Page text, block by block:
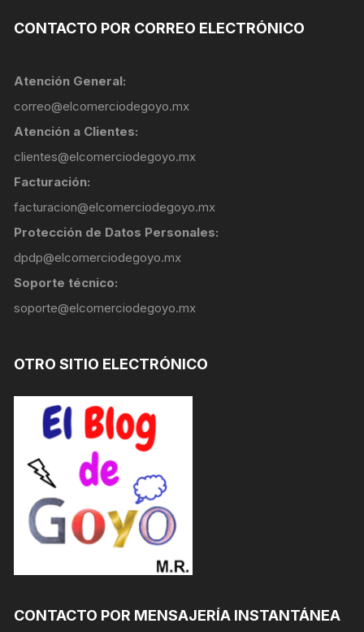
CONTACTO POR CORREO ELECTRÓNICO
Atención General:
correo@elcomerciodegoyo.mx
Atención a Clientes:
clientes@elcomerciodegoyo.mx
Facturación:
facturacion@elcomerciodegoyo.mx
Protección de Datos Personales:
dpdp@elcomerciodegoyo.mx
Soporte técnico:
soporte@elcomerciodegoyo.mx
OTRO SITIO ELECTRÓNICO
CONTACTO POR MENSAJERÍA INSTANTÁNEA